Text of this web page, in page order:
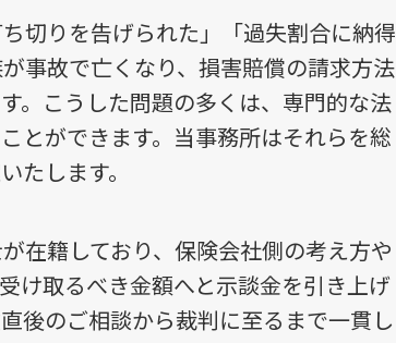
切りを告げられた」「過失割合に納得
事故で亡くなり、損害賠償の請求方法
。こうした問題の多くは、専門的な法
とができます。当事務所はそれらを総
たします。
在籍しており、保険会社側の考え方や
け取るべき金額へと示談金を引き上げ
後のご相談から裁判に至るまで一貫し